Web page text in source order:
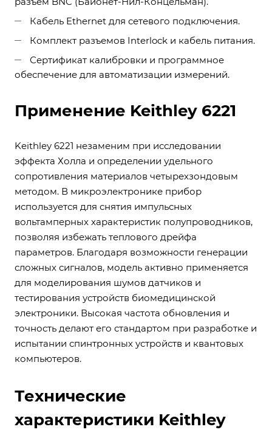
Кабель Ethernet для сетевого подключения.
Комплект разъемов Interlock и кабель питания.
Сертификат калибровки и программное
обеспечение для автоматизации измерений.
Применение Keithley 6221
Keithley 6221 незаменим при исследовании
эффекта Холла и определении удельного
сопротивления материалов четырехзондовым
методом. В микроэлектронике прибор
используется для снятия импульсных
вольтамперных характеристик полупроводников,
позволяя избежать теплового дрейфа
параметров. Благодаря возможности генерации
сложных сигналов, модель активно применяется
для моделирования шумов датчиков и
тестирования устройств биомедицинской
электроники. Высокая частота обновления и
точность делают его стандартом при разработке и
испытании спинтронных устройств и квантовых
компьютеров.
Технические
характеристики Keithley